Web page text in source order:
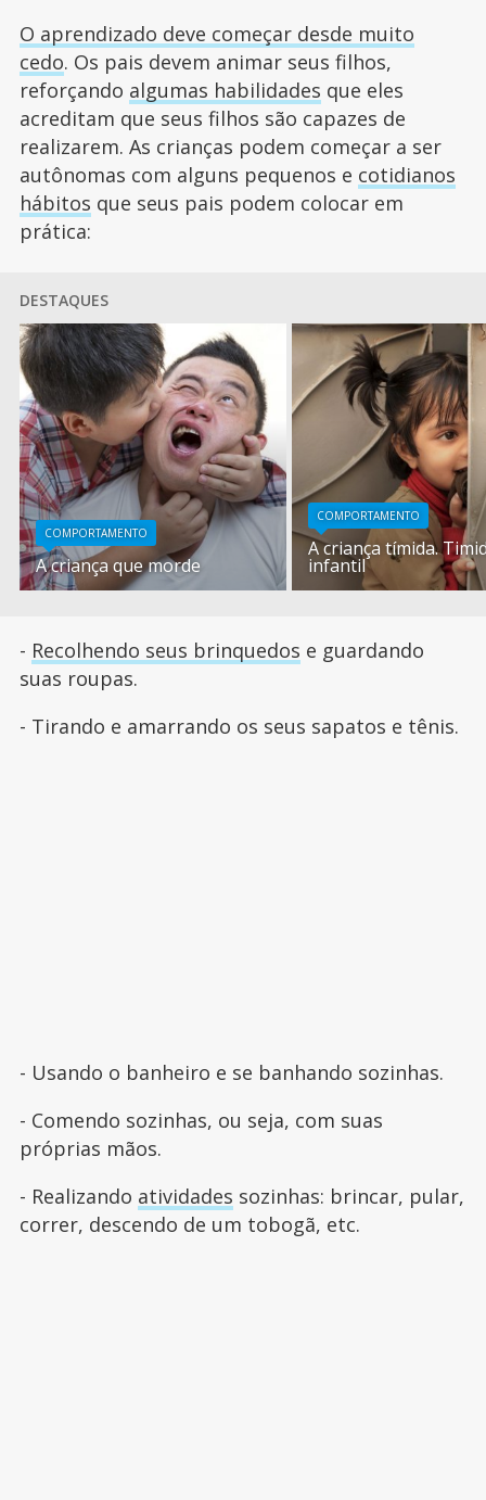
O aprendizado deve começar desde muito
cedo. Os pais devem animar seus filhos,
reforçando algumas habilidades que eles
acreditam que seus filhos são capazes de
realizarem. As crianças podem começar a ser
autônomas com alguns pequenos e cotidianos
hábitos que seus pais podem colocar em
prática:
DESTAQUES
COMPORTAMENTO
A criança que morde
COMPORTAMENTO
A criança tímida.
infantil
- Recolhendo seus brinquedos e guardando
suas roupas.
- Tirando e amarrando os seus sapatos e tênis.
- Usando o banheiro e se banhando sozinhas.
- Comendo sozinhas, ou seja, com suas
próprias mãos.
- Realizando atividades sozinhas: brincar, pular,
correr, descendo de um tobogã, etc.